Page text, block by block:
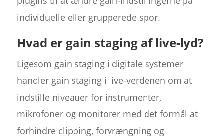
individuelle eller grupperede spor.
Hvad er gain staging af live-lyd?
Ligesom gain staging i digitale systemer
handler gain staging i live-verdenen om at
indstille niveauer for instrumenter,
mikrofoner og monitorer med det formål at
forhindre clipping, forvrængning og